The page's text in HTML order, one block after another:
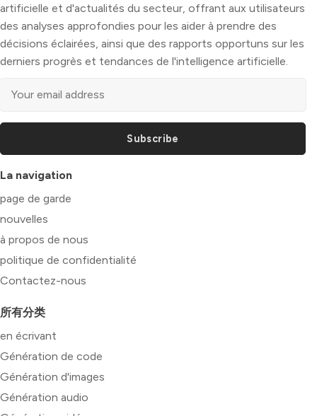
artificielle et d'actualités du secteur, offrant aux utilisateurs
des analyses approfondies pour les aider à prendre des
décisions éclairées, ainsi que des rapports opportuns sur les
derniers progrès et tendances de l'intelligence artificielle.
Subscribe
La navigation
page de garde
nouvelles
à propos de nous
politique de confidentialité
Contactez-nous
所有分类
en écrivant
Génération de code
Génération d'images
Génération audio